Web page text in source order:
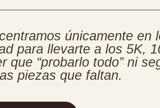
únicamente en
para llevarte a los 5K,
que “probarlo todo” ni
piezas que faltan.